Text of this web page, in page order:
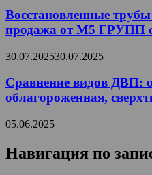
Восстановленные
продажа от М5 ГРУПП с
30.07.202530.07.2025
Сравнение видов ДВП:
облагороженная,
05.06.2025
Навигация по